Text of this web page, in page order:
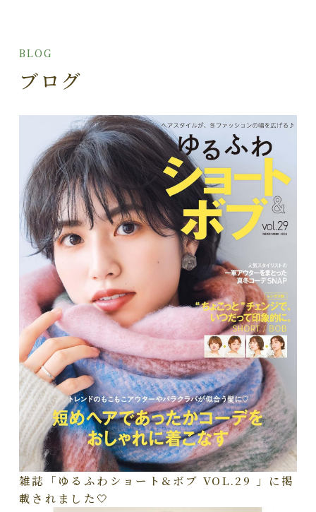
BLOG
ブログ
雑誌「ゆるふわショート&ボブ VOL.29 」に掲
載されました🤍